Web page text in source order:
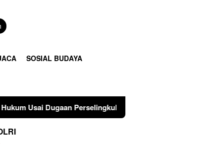
SOSIAL BUDAYA
Perselingkuhan Suami di Sulawesi Tengah